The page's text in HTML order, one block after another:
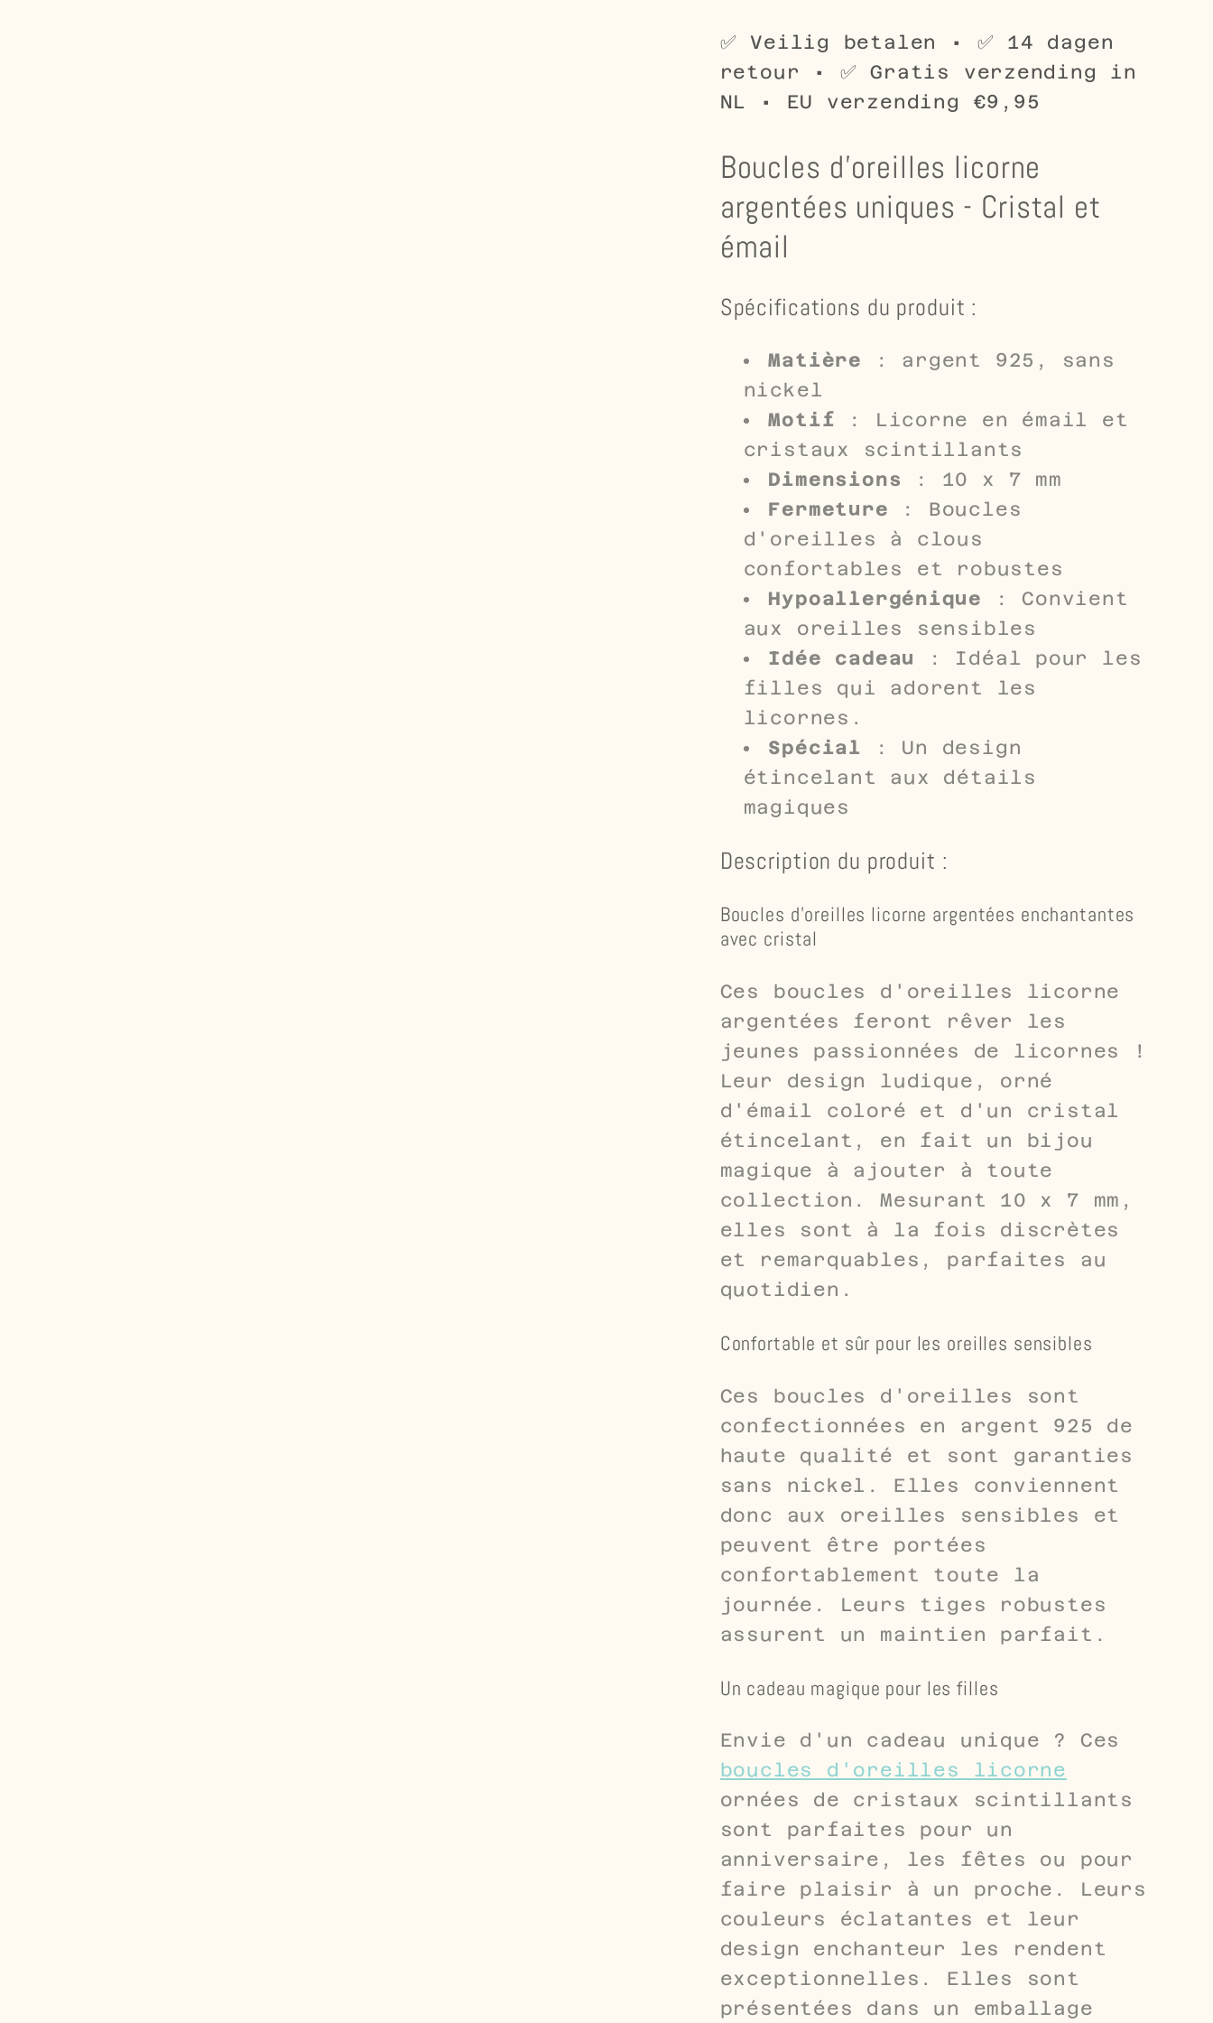
Cristal
et
émail
Cristal
émail
✅ Veilig betalen • ✅ 14 dagen
retour • ✅ Gratis verzending in
NL • EU verzending €9,95
Boucles d'oreilles licorne
argentées uniques - Cristal et
émail
Spécifications du produit :
Matière : argent 925, sans
nickel
Motif : Licorne en émail et
cristaux scintillants
Dimensions : 10 x 7 mm
Fermeture : Boucles
d'oreilles à clous
confortables et robustes
Hypoallergénique : Convient
aux oreilles sensibles
Idée cadeau
: Idéal pour les
filles qui adorent les
licornes.
Spécial
: Un design
étincelant aux détails
magiques
Description du produit :
Boucles d'oreilles licorne argentées enchantantes
avec cristal
Ces boucles d'oreilles licorne
argentées feront rêver les
jeunes passionnées de licornes !
Leur design ludique, orné
d'émail coloré et d'un cristal
étincelant, en fait un bijou
magique à ajouter à toute
collection. Mesurant 10 x 7 mm,
elles sont à la fois discrètes
et remarquables, parfaites au
quotidien.
Confortable et sûr pour les oreilles sensibles
Ces boucles d'oreilles sont
confectionnées en argent 925 de
haute qualité et sont garanties
sans nickel. Elles conviennent
donc aux oreilles sensibles et
peuvent être portées
confortablement toute la
journée. Leurs tiges robustes
assurent un maintien parfait.
Un cadeau magique pour les filles
Envie d'un cadeau unique ? Ces
boucles d'oreilles licorne
ornées de cristaux scintillants
sont parfaites pour un
anniversaire, les fêtes ou pour
faire plaisir à un proche. Leurs
couleurs éclatantes et leur
design enchanteur les rendent
exceptionnelles. Elles sont
présentées dans un emballage